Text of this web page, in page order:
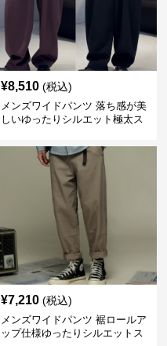
¥8,510 (税込)
メンズワイドパンツ 落ち感が美
しいゆったりシルエット極太ス
¥7,210 (税込)
メンズワイドパンツ 裾ロールア
ップ仕様ゆったりシルエットス